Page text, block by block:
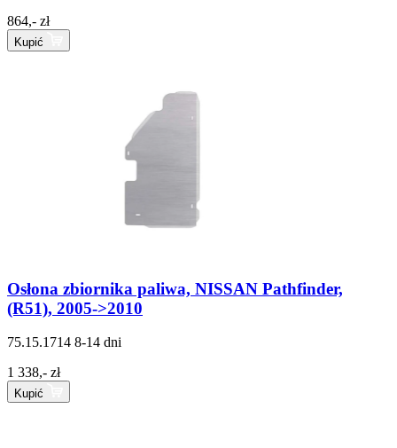
864,- zł
Kupić
Osłona zbiornika paliwa, NISSAN Pathfinder,
(R51), 2005->2010
75.15.1714 8-14 dni
1 338,- zł
Kupić